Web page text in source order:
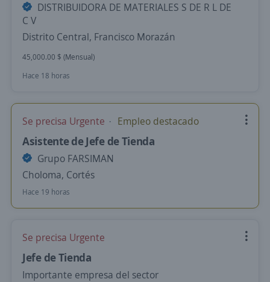
DISTRIBUIDORA DE MATERIALES S DE R L DE
C V
Distrito Central, Francisco Morazán
45,000.00 $ (Mensual)
Hace 18 horas
Se precisa Urgente Empleo destacado
Asistente de Jefe de Tienda
Grupo FARSIMAN
Choloma, Cortés
Hace 19 horas
Se precisa Urgente
Jefe de Tienda
Importante empresa del sector